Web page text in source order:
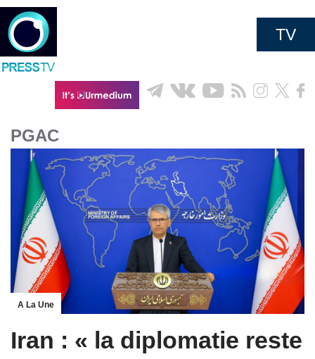
TV
PGAC
A La Une
Iran : « la diplomatie reste